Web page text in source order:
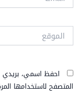
الموقع
احفظ اسمي، بريدي
المتصفح لاستخدامها